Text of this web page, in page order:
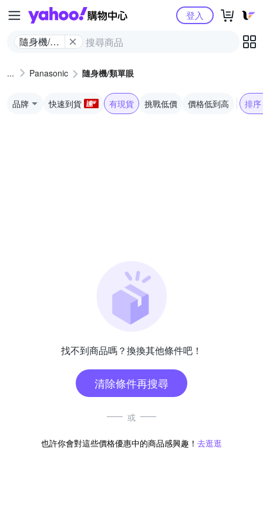
Yahoo購物中心
隨身機/類
登入
Panasonic 隨身機/類單眼
品牌 快速到貨 有現貨 挑戰低價 價格低到高 排序
找不到商品嗎？換換其他條件吧！
清除條件再搜尋
或
也許你會對這些價格優惠中的商品感興趣！ 去逛逛